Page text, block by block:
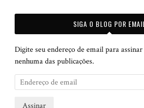
SIGA O BLOG POR
Digite seu endereço de email para
nenhuma das publicações.